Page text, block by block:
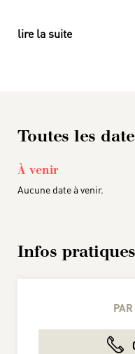
lire la suite
Toutes les
À venir
Aucune date à venir.
Infos